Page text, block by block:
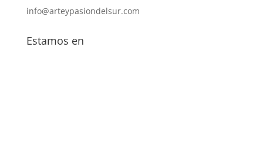
info@arteypasiondelsur.com
Estamos en